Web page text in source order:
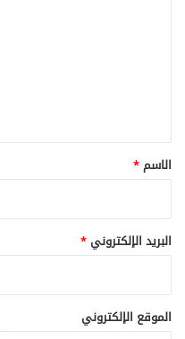
*
الاسم*
البريد الإلكتروني*
الموقع الإلكتروني